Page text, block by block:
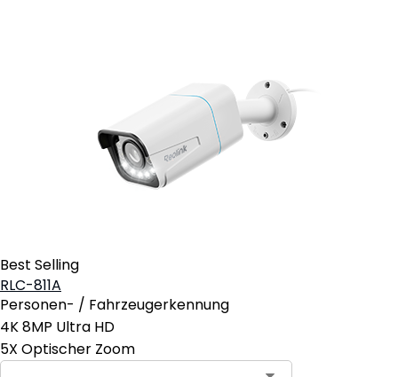
Best Selling
RLC-811A
Personen- / Fahrzeugerkennung
4K 8MP Ultra HD
5X Optischer Zoom